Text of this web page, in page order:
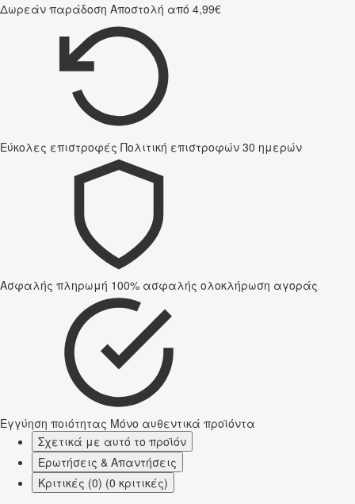
Δωρεάν παράδοση Αποστολή από 4,99€
Εύκολες επιστροφές Πολιτική επιστροφών 30 ημερών
Ασφαλής πληρωμή 100% ασφαλής ολοκλήρωση αγοράς
Εγγύηση ποιότητας Μόνο αυθεντικά προϊόντα
Σχετικά με αυτό το προϊόν
Ερωτήσεις & Απαντήσεις
Κριτικές (0) (0 κριτικές)